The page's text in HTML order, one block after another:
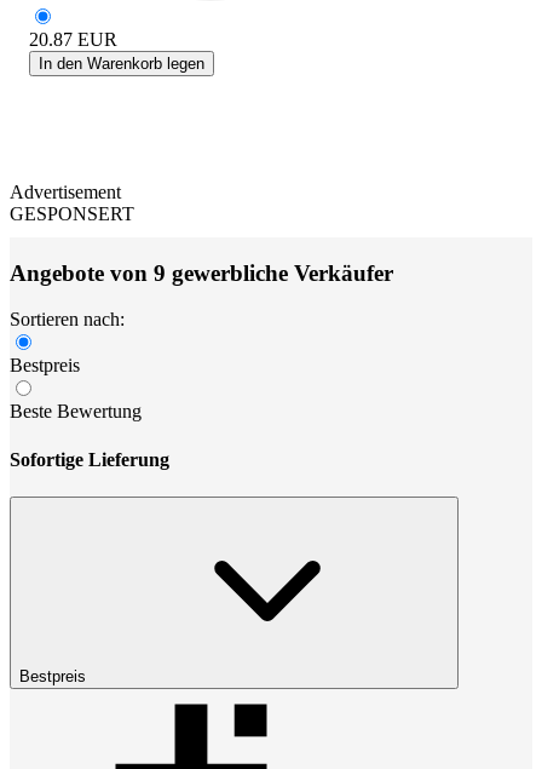
20.87 EUR
In den Warenkorb legen
Advertisement
GESPONSERT
Angebote von 9 gewerbliche Verkäufer
Sortieren nach:
Bestpreis
Beste Bewertung
Sofortige Lieferung
Bestpreis